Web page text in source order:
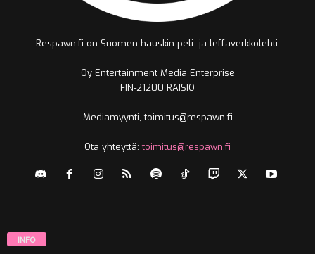
Respawn.fi on Suomen hauskin peli- ja leffaverkkolehti.
Oy Entertainment Media Enterprise
FIN-21200 RAISIO
Mediamyynti, toimitus@respawn.fi
Ota yhteyttä:toimitus@respawn.fi
INFO